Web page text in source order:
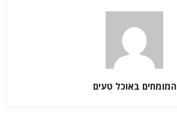
המומחים באוכל טעים